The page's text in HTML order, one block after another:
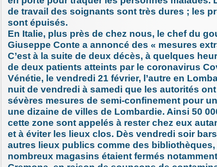
de travail des soignants sont très dures ; les
sont épuisés.
En Italie, plus près de chez nous, le chef du
Giuseppe Conte a annoncé des « mesures
C’est à la suite de deux décès, à quelques
de deux patients atteints par le coronavirus
Vénétie, le vendredi 21 février, l’autre en
nuit de vendredi à samedi que les autorités
sévères mesures de semi-confinement pour
une dizaine de villes de Lombardie. Ainsi 50
cette zone sont appelés à rester chez eux
et à éviter les lieux clos. Dès vendredi soir
autres lieux publics comme des bibliothèques,
nombreux magasins étaient fermés